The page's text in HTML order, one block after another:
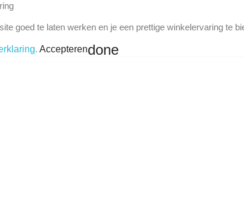
goed te laten werken en je een prettige winkelervaring te
Accepterendone